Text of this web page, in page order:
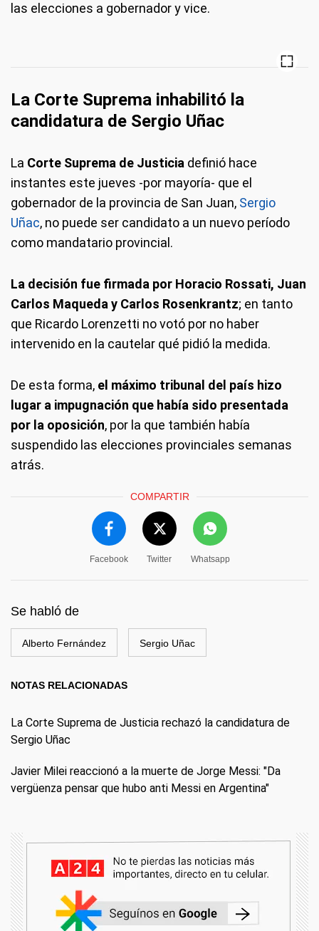
las elecciones a gobernador y vice.
La Corte Suprema inhabilitó la
candidatura de Sergio Uñac
La Corte Suprema de Justicia definió hace
instantes este jueves -por mayoría- que el
gobernador de la provincia de San Juan, Sergio
Uñac, no puede ser candidato a un nuevo período
como mandatario provincial.
La decisión fue firmada por Horacio Rossati, Juan
Carlos Maqueda y Carlos Rosenkrantz; en tanto
que Ricardo Lorenzetti no votó por no haber
intervenido en la cautelar qué pidió la medida.
De esta forma, el máximo tribunal del país hizo
lugar a impugnación que había sido presentada
por la oposición, por la que también había
suspendido las elecciones provinciales semanas
atrás.
COMPARTIR
Facebook Twitter Whatsapp
Se habló de
Alberto Fernández Sergio Uñac
NOTAS RELACIONADAS
La Corte Suprema de Justicia rechazó la candidatura de
Sergio Uñac
Javier Milei reaccionó a la muerte de Jorge Messi: "Da
vergüenza pensar que hubo anti Messi en Argentina"